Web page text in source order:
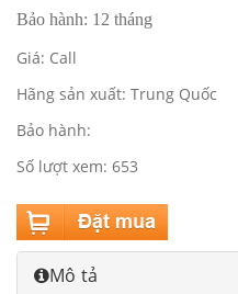
Bảo hành: 12 tháng
Giá: Call
Hãng sản xuất: Trung Quốc
Bảo hành:
Số lượt xem: 653
Mô tả